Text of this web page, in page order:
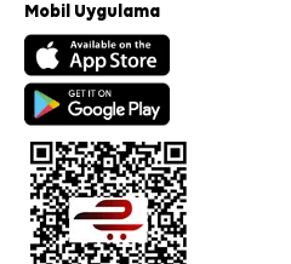
Mobil Uygulama